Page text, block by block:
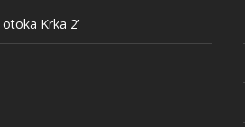
Krka 2’